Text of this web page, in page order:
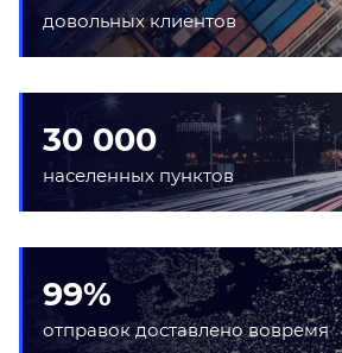
довольных клиентов
30 000
населенных пунктов
99%
отправок доставлено вовремя